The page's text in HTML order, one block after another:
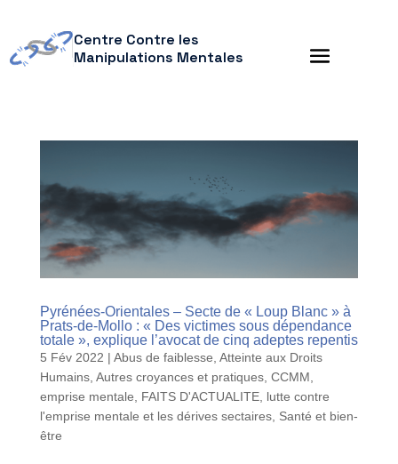
Centre Contre les
Manipulations Mentales
Pyrénées-Orientales – Secte de « Loup Blanc » à
Prats-de-Mollo : « Des victimes sous dépendance
totale », explique l’avocat de cinq adeptes repentis
5 Fév 2022 | Abus de faiblesse, Atteinte aux Droits
Humains, Autres croyances et pratiques, CCMM,
emprise mentale, FAITS D'ACTUALITE, lutte contre
l'emprise mentale et les dérives sectaires, Santé et bien-
être